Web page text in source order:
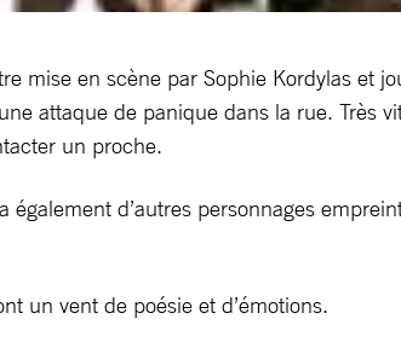
mise en scène par Sophie Kordylas et
attaque de panique dans la rue. Très
un proche.
d’autres personnages
un vent de poésie et d’émotions.